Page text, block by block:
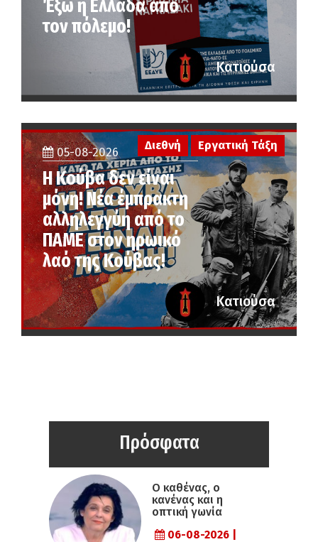
Έξω η Ελλάδα από
τον πόλεμο!
Κατιούσα
05-08-2026
Η Κούβα δεν είναι
μόνη! Νέα έμπρακτη
αλληλεγγύη από το
ΠΑΜΕ στον ηρωικό
λαό της Κούβας!
Διεθνή Εργατική Τάξη
Κατιούσα
Πρόσφατα
Ο καθένας, ο
κανένας και η
οπτική γωνία
06-08-2026 |